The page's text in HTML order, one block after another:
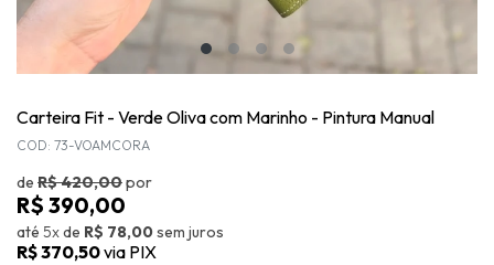
Carteira Fit - Verde Oliva com Marinho - Pintura Manual
COD: 73-VOAMCORA
de R$ 420,00por
R$ 390,00
até 5xde R$ 78,00sem juros
R$ 370,50via PIX